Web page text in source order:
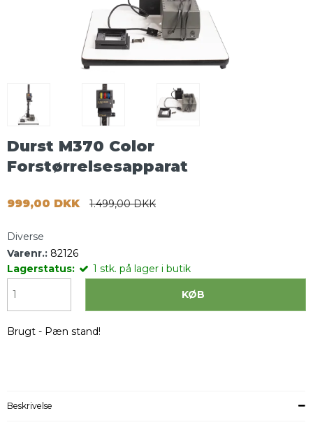
Durst M370 Color
Forstørrelsesapparat
999,00 DKK 1.499,00 DKK
Diverse
Varenr.: 82126
Lagerstatus:
1 stk. på lager i butik
KØB
Brugt - Pæn stand!
Beskrivelse